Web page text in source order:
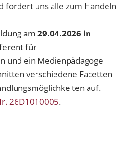
fordert uns alle zum Handeln
am 29.04.2026 in
für
und ein Medienpädagoge
verschiedene Facetten
auf.
26D1010005.